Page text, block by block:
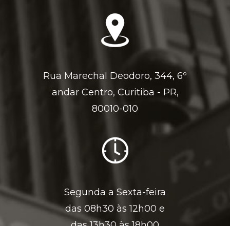
Rua Marechal Deodoro, 344, 6º
andar Centro, Curitiba - PR,
80010-010
Segunda a Sexta-feira
das 08h30 às 12h00 e